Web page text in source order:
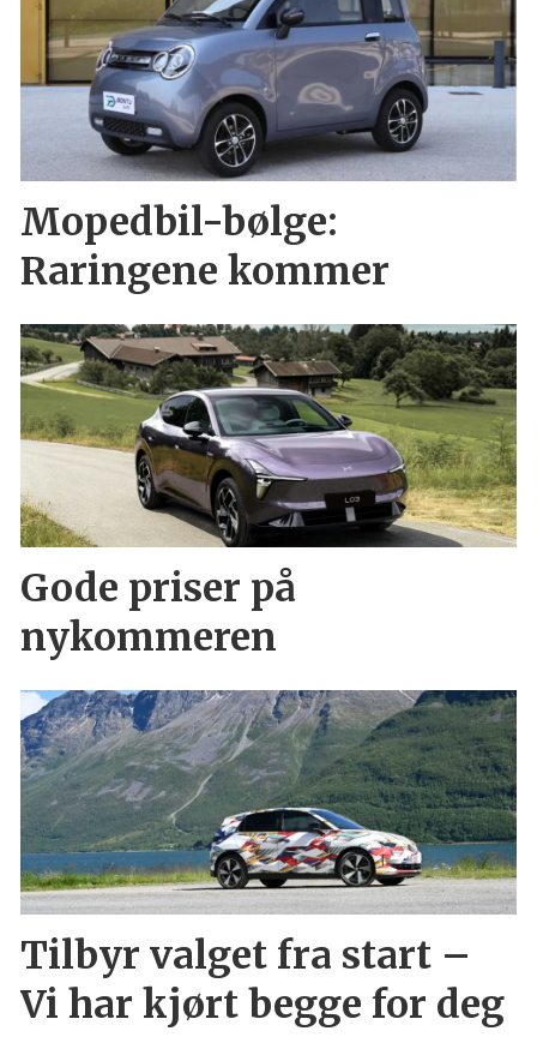
Mopedbil-bølge:
Raringene kommer
Gode priser på
nykommeren
Tilbyr valget fra start –
Vi har kjørt begge for deg